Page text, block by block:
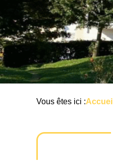
Vous êtes ici :Accueil